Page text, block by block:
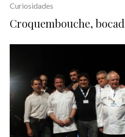
Curiosidades
Croquembouche,